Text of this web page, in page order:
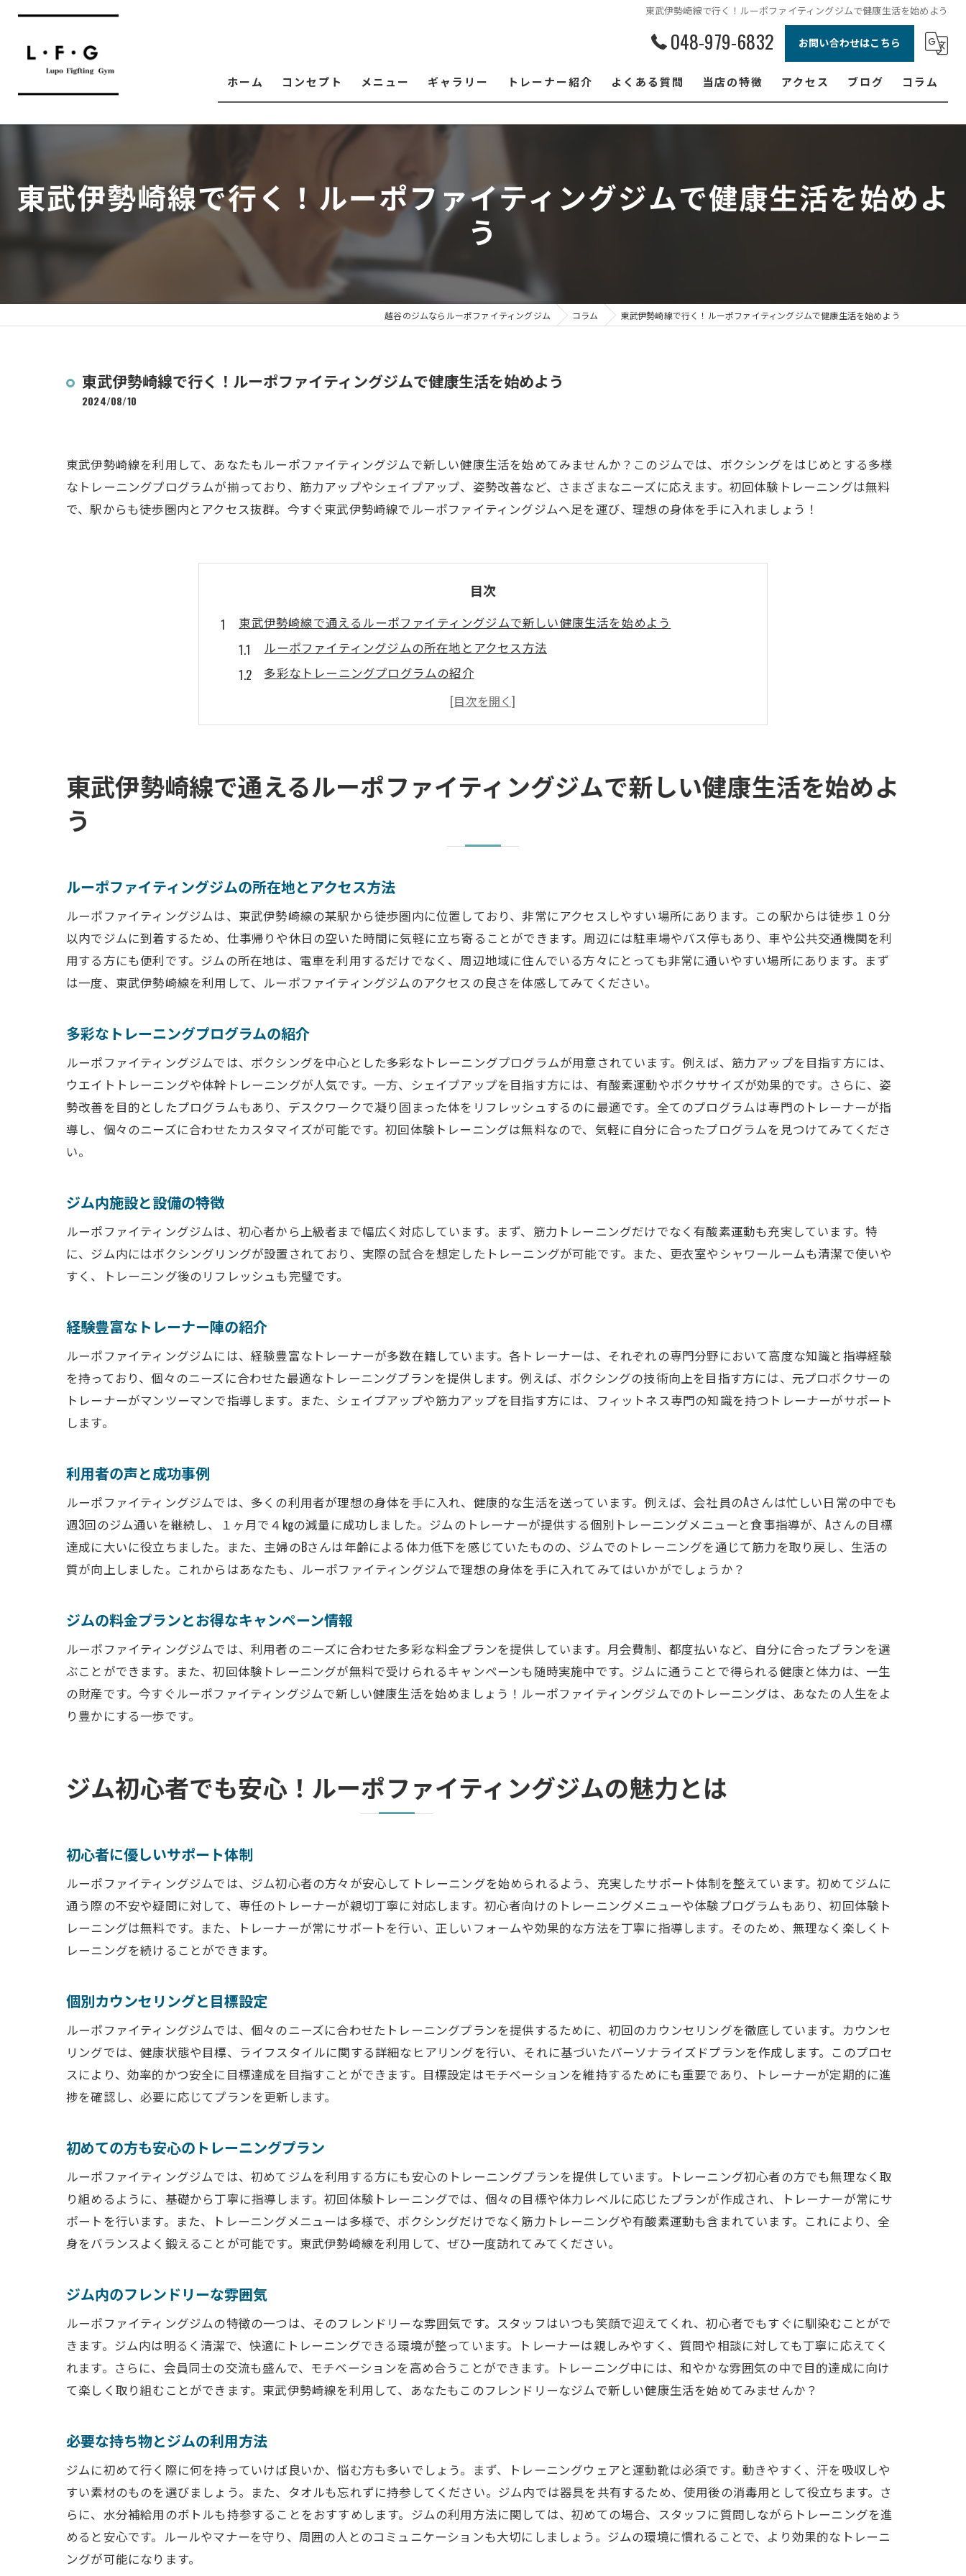
東武伊勢崎線で行く！ルーポファイティングジムで健康生活を始めよう
048-979-6832 お問い合わせはこちら
ホーム コンセプト メニュー ギャラリー トレーナー紹介 よくある質問 当店の特徴
ボクシング
ダイエット
アクセス ブログ コラム
東武伊勢崎線で行く！ルーポファイティングジムで健康生活を始めよ
う
越谷のジムならルーポファイティングジム コラム 東武伊勢崎線で行く！ルーポファイティングジムで健康生活を始めよう
東武伊勢崎線で行く！ルーポファイティングジムで健康生活を始めよう
2024/08/10
東武伊勢崎線を利用して、あなたもルーポファイティングジムで新しい健康生活を始めてみませんか？このジムでは、ボクシングをはじめとする多様
なトレーニングプログラムが揃っており、筋力アップやシェイプアップ、姿勢改善など、さまざまなニーズに応えます。初回体験トレーニングは無料
で、駅からも徒歩圏内とアクセス抜群。今すぐ東武伊勢崎線でルーポファイティングジムへ足を運び、理想の身体を手に入れましょう！
目次
東武伊勢崎線で通えるルーポファイティングジムで新しい健康生活を始めよう
ルーポファイティングジムの所在地とアクセス方法
多彩なトレーニングプログラムの紹介
経験豊富なトレーナー陣の紹介
ジムの料金プランとお得なキャンペーン情報
ジム初心者でも安心！ルーポファイティングジムの魅力とは
ジム内のフレンドリーな雰囲気
必要な持ち物とジムの利用方法
ジムデビュー前に知っておくべきポイント
ボクシングで体力アップ！ルーポファイティングジムのおすすめプログラム
初心者向けボクシングクラスの紹介
ボクシングと他のトレーニングの組み合わせ方法
ボクシングトレーニングの実践例
トレーニング後のリカバリーメソッド
食事管理とトレーニングの相乗効果
成果を実感するためのトレーニング計画
トレーニング成果のモニタリング方法
姿勢改善にも効果的！ルーポファイティングジムで健康的な生活を
姿勢改善に特化したエクササイズ
悪い姿勢が引き起こす健康リスク
姿勢改善と日常生活の関係
無料体験トレーニングあり！ルーポファイティングジムで始める新しい挑戦
無料体験トレーニングの予約方法
体験トレーニングの流れと内容
体験前に準備しておくべきこと
体験トレーニング参加者の声
無料体験を最大限に活用するコツ
駅から徒歩圏内！ルーポファイティングジムへのアクセスガイド
東武伊勢崎線各駅からのアクセス方法
公共交通機関を利用したアクセスの利便性
駐車場情報と車でのアクセスガイド
東武伊勢崎線沿いのルーポファイティングジムで健康生活をスタートしよう
ジム利用のメリットと健康効果
地域密着型のジムとしての特長
ジムのコミュニティとイベント情報
ジム利用者の成功体験談
ジム利用を継続するためのヒント
東武伊勢崎線で通えるルーポファイティングジムで新しい健康生活を始めよ
う
ルーポファイティングジムの所在地とアクセス方法
ルーポファイティングジムは、東武伊勢崎線の某駅から徒歩圏内に位置しており、非常にアクセスしやすい場所にあります。この駅からは徒歩１０分
以内でジムに到着するため、仕事帰りや休日の空いた時間に気軽に立ち寄ることができます。周辺には駐車場やバス停もあり、車や公共交通機関を利
用する方にも便利です。ジムの所在地は、電車を利用するだけでなく、周辺地域に住んでいる方々にとっても非常に通いやすい場所にあります。まず
は一度、東武伊勢崎線を利用して、ルーポファイティングジムのアクセスの良さを体感してみてください。
多彩なトレーニングプログラムの紹介
ルーポファイティングジムでは、ボクシングを中心とした多彩なトレーニングプログラムが用意されています。例えば、筋力アップを目指す方には、
ウエイトトレーニングや体幹トレーニングが人気です。一方、シェイプアップを目指す方には、有酸素運動やボクササイズが効果的です。さらに、姿
勢改善を目的としたプログラムもあり、デスクワークで凝り固まった体をリフレッシュするのに最適です。全てのプログラムは専門のトレーナーが指
導し、個々のニーズに合わせたカスタマイズが可能です。初回体験トレーニングは無料なので、気軽に自分に合ったプログラムを見つけてみてくださ
い。
ジム内施設と設備の特徴
ルーポファイティングジムは、初心者から上級者まで幅広く対応しています。まず、筋力トレーニングだけでなく有酸素運動も充実しています。特
に、ジム内にはボクシングリングが設置されており、実際の試合を想定したトレーニングが可能です。また、更衣室やシャワールームも清潔で使いや
すく、トレーニング後のリフレッシュも完璧です。
経験豊富なトレーナー陣の紹介
ルーポファイティングジムには、経験豊富なトレーナーが多数在籍しています。各トレーナーは、それぞれの専門分野において高度な知識と指導経験
を持っており、個々のニーズに合わせた最適なトレーニングプランを提供します。例えば、ボクシングの技術向上を目指す方には、元プロボクサーの
トレーナーがマンツーマンで指導します。また、シェイプアップや筋力アップを目指す方には、フィットネス専門の知識を持つトレーナーがサポート
します。
利用者の声と成功事例
ルーポファイティングジムでは、多くの利用者が理想の身体を手に入れ、健康的な生活を送っています。例えば、会社員のAさんは忙しい日常の中でも
週3回のジム通いを継続し、１ヶ月で４kgの減量に成功しました。ジムのトレーナーが提供する個別トレーニングメニューと食事指導が、Aさんの目標
達成に大いに役立ちました。また、主婦のBさんは年齢による体力低下を感じていたものの、ジムでのトレーニングを通じて筋力を取り戻し、生活の
質が向上しました。これからはあなたも、ルーポファイティングジムで理想の身体を手に入れてみてはいかがでしょうか？
ジムの料金プランとお得なキャンペーン情報
ルーポファイティングジムでは、利用者のニーズに合わせた多彩な料金プランを提供しています。月会費制、都度払いなど、自分に合ったプランを選
ぶことができます。また、初回体験トレーニングが無料で受けられるキャンペーンも随時実施中です。ジムに通うことで得られる健康と体力は、一生
の財産です。今すぐルーポファイティングジムで新しい健康生活を始めましょう！ルーポファイティングジムでのトレーニングは、あなたの人生をよ
り豊かにする一歩です。
ジム初心者でも安心！ルーポファイティングジムの魅力とは
初心者に優しいサポート体制
ルーポファイティングジムでは、ジム初心者の方々が安心してトレーニングを始められるよう、充実したサポート体制を整えています。初めてジムに
通う際の不安や疑問に対して、専任のトレーナーが親切丁寧に対応します。初心者向けのトレーニングメニューや体験プログラムもあり、初回体験ト
レーニングは無料です。また、トレーナーが常にサポートを行い、正しいフォームや効果的な方法を丁寧に指導します。そのため、無理なく楽しくト
レーニングを続けることができます。
個別カウンセリングと目標設定
ルーポファイティングジムでは、個々のニーズに合わせたトレーニングプランを提供するために、初回のカウンセリングを徹底しています。カウンセ
リングでは、健康状態や目標、ライフスタイルに関する詳細なヒアリングを行い、それに基づいたパーソナライズドプランを作成します。このプロセ
スにより、効率的かつ安全に目標達成を目指すことができます。目標設定はモチベーションを維持するためにも重要であり、トレーナーが定期的に進
捗を確認し、必要に応じてプランを更新します。
初めての方も安心のトレーニングプラン
ルーポファイティングジムでは、初めてジムを利用する方にも安心のトレーニングプランを提供しています。トレーニング初心者の方でも無理なく取
り組めるように、基礎から丁寧に指導します。初回体験トレーニングでは、個々の目標や体力レベルに応じたプランが作成され、トレーナーが常にサ
ポートを行います。また、トレーニングメニューは多様で、ボクシングだけでなく筋力トレーニングや有酸素運動も含まれています。これにより、全
身をバランスよく鍛えることが可能です。東武伊勢崎線を利用して、ぜひ一度訪れてみてください。
ジム内のフレンドリーな雰囲気
ルーポファイティングジムの特徴の一つは、そのフレンドリーな雰囲気です。スタッフはいつも笑顔で迎えてくれ、初心者でもすぐに馴染むことがで
きます。ジム内は明るく清潔で、快適にトレーニングできる環境が整っています。トレーナーは親しみやすく、質問や相談に対しても丁寧に応えてく
れます。さらに、会員同士の交流も盛んで、モチベーションを高め合うことができます。トレーニング中には、和やかな雰囲気の中で目的達成に向け
て楽しく取り組むことができます。東武伊勢崎線を利用して、あなたもこのフレンドリーなジムで新しい健康生活を始めてみませんか？
必要な持ち物とジムの利用方法
ジムに初めて行く際に何を持っていけば良いか、悩む方も多いでしょう。まず、トレーニングウェアと運動靴は必須です。動きやすく、汗を吸収しや
すい素材のものを選びましょう。また、タオルも忘れずに持参してください。ジム内では器具を共有するため、使用後の消毒用として役立ちます。さ
らに、水分補給用のボトルも持参することをおすすめします。ジムの利用方法に関しては、初めての場合、スタッフに質問しながらトレーニングを進
めると安心です。ルールやマナーを守り、周囲の人とのコミュニケーションも大切にしましょう。ジムの環境に慣れることで、より効果的なトレーニ
ングが可能になります。